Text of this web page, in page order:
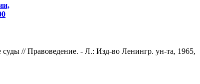
// Правоведение. - Л.: Изд-во Ленингр. ун-та, 1965,